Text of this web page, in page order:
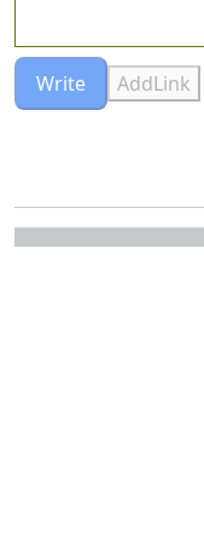
Write AddLink